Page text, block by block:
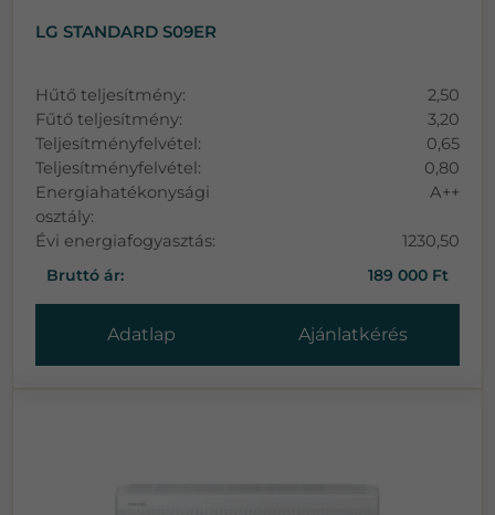
LG STANDARD S09ER
Hűtő teljesítmény:
2,50
Fűtő teljesítmény:
3,20
Teljesítményfelvétel:
0,65
Teljesítményfelvétel:
0,80
Energiahatékonysági
osztály:
A++
Évi energiafogyasztás:
1230,50
Bruttó ár:
189 000 Ft
Adatlap Ajánlatkérés